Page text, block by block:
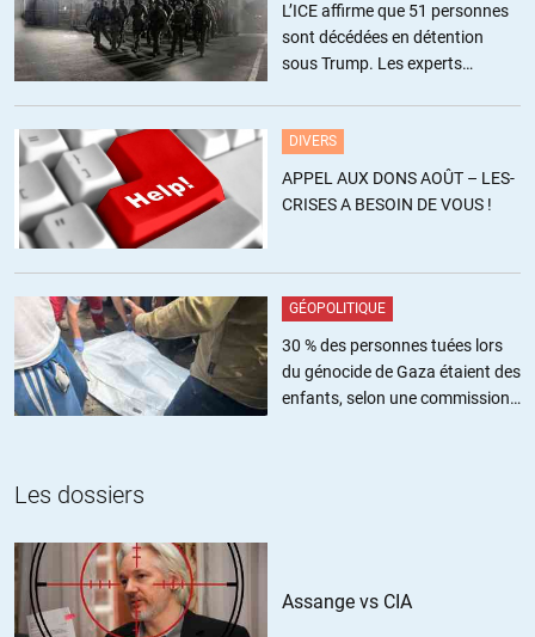
inarrêtable de l’influence iranienne,et de sa présence sur le terrain
arabe. Pour ce qui me concerne,l’alliance entre la Qatar et l’Iran est
vraiment une alliance de circonstance,les intêrets des deux pays
étant fondamentalement divergents. Les EAU serviront fort
probablement de trait d’union dans les discussions à venir entre les
deux fortes têtes de la région,les leaders saoudiens et qataris,jeunes
et bouillonnants. D’autant qu’il y a deux urgences à régler,et
d’importance. Mettre un terme à la guerre du Yémen,devenue un
poids et un facteur de déstabilisation insupportables pour le
plus en plus prégnante. Et là,l’Iran vient à mon sens de commettre
une erreur de fond,en appuyant les velléités du Hamas de continuer
la lute armée contre Israël avec pour objectif son annihilation. J’ai
bien peur que ce soit le Liban qui serve,une fois de plus,de champ
d’expérimentation,au moyen d’une guerre censée resserrer les rangs.
Chris//25.10.2017 à 14h35
» reprendre la main sur la question proche orientale, Syrie, Irak,
L’ICE affirme que 51 personnes
sont décédées en détention
sous Trump. Les experts
DIVERS
APPEL AUX DONS AOÛT – LES-
CRISES A BESOIN DE VOUS !
GÉOPOLITIQUE
30 % des personnes tuées lors
du génocide de Gaza étaient des
enfants, selon une commission
Les dossiers
Assange vs CIA